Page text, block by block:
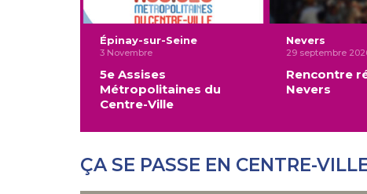
Épinay-sur-Seine
3 Novembre
5e Assises
Métropolitaines du
Centre-Ville
Nevers
29 septembre
Rencontre
Nevers
ÇA SE PASSE EN CENTRE-